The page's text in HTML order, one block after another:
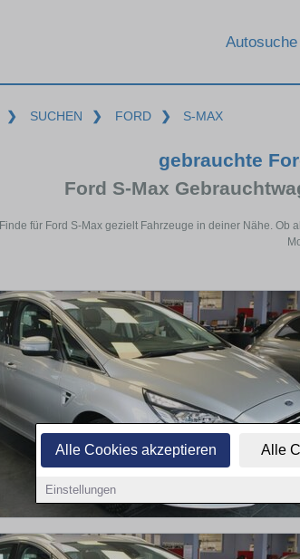
Alle Cookies akzeptieren Alle
Einstellungen
Autosuche
❯ SUCHEN ❯ FORD ❯ S-MAX
gebrauchte
Ford S-Max
Finde für Ford S-Max gezielt Fahrzeuge in deiner Nähe.